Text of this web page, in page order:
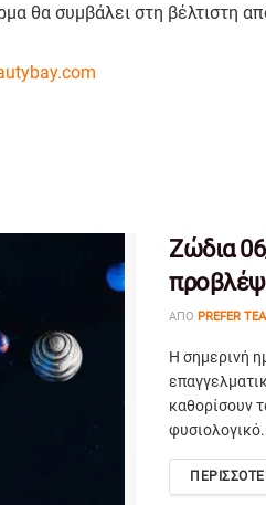
θα συμβάλει στη βέλτιστη
Ζώδια
ΑΠΌ PREFER
Η σημερινή
καθορίσουν